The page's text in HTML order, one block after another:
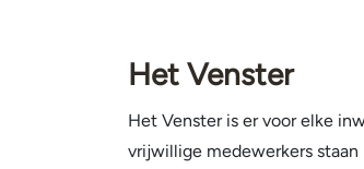
Het Venster
Het Venster is er voor elke
vrijwillige medewerkers